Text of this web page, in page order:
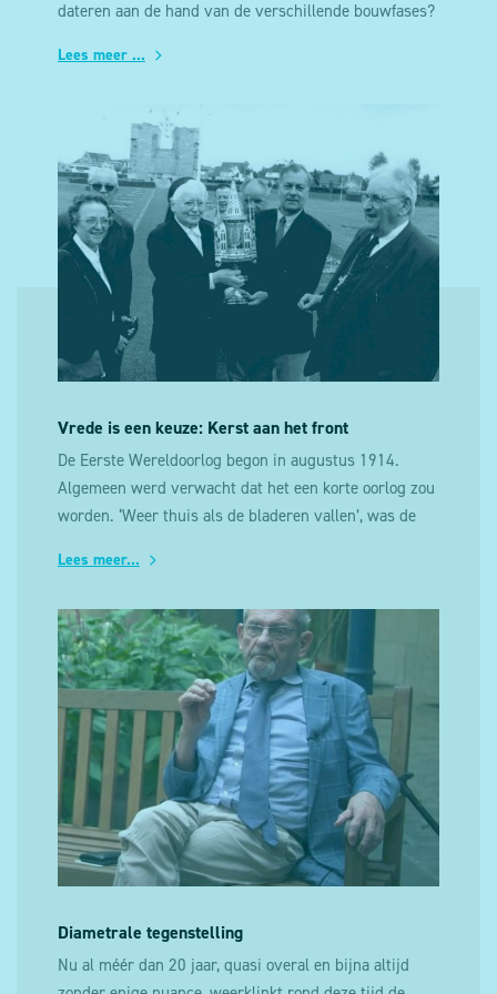
dateren aan de hand van de verschillende bouwfases?
Lees meer ...
Vrede is een keuze: Kerst aan het front
De Eerste Wereldoorlog begon in augustus 1914.
Algemeen werd verwacht dat het een korte oorlog zou
worden. ‘Weer thuis als de bladeren vallen’, was de
opmars van het Duitse leger was de strijd tegen de
Lees meer...
Diametrale tegenstelling
Nu al méér dan 20 jaar, quasi overal en bijna altijd
anoniem zijn. Voor het gebruik van niet-anonieme
voorafgaandelijk je toestemming gevraagd. Je kan
worden geplaatst door je cookie instellingen aan te
passen via de cookie manager.